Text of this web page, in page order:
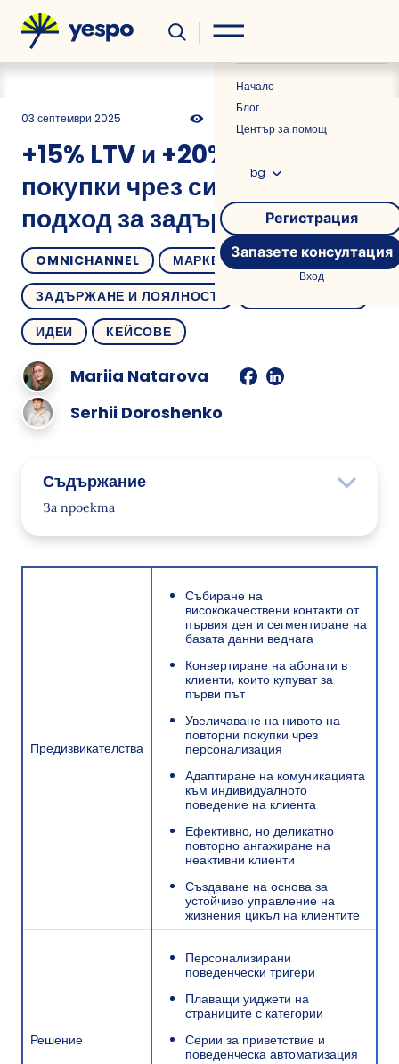
Новини
Начало
Блог
Център за помощ
bg
Регистрация
Запазете консултация
Вход
03 септември 2025
OMNICHANNEL
МАРКЕТПЛЕЙСИ
ЗАДЪРЖАНЕ И ЛОЯЛНОСТ
ИДЕИ
КЕЙСОВЕ
+15% LTV и +20% повторни
покупки чрез систематичен
подход за задържане
Mariia Natarova
Serhii Doroshenko
Съдържание
За проекта
Предизвикателството
Решението
Абонаментните форми като покани за
Създаване на силни първи впечатления
Задвижване на Втори Покупки: Как MAUDAU
Мотивира Повторни Действия
Етап 2: Поведенческа Адаптация
Тригери, Базирани на Действия: Как MAUDAU
Етап 3: Взаимодействие с лоялни клиенти
Етап 4: Възстановяване на неактивни клиенти
Предизвикателства
Събиране на
висококачествени контакти от
първия ден и сегментиране на
базата данни веднага
Конвертиране на абонати в
клиенти, които купуват за
първи път
Увеличаване на нивото на
повторни покупки чрез
персонализация
Адаптиране на комуникацията
към индивидуалното
поведение на клиента
Ефективно, но деликатно
повторно ангажиране на
неактивни клиенти
Създаване на основа за
устойчиво управление на
жизнения цикъл на клиентите
Решение
Персонализирани
поведенчески тригери
Плаващи уиджети на
страниците с категории
Серии за приветствие и
поведенческа автоматизация